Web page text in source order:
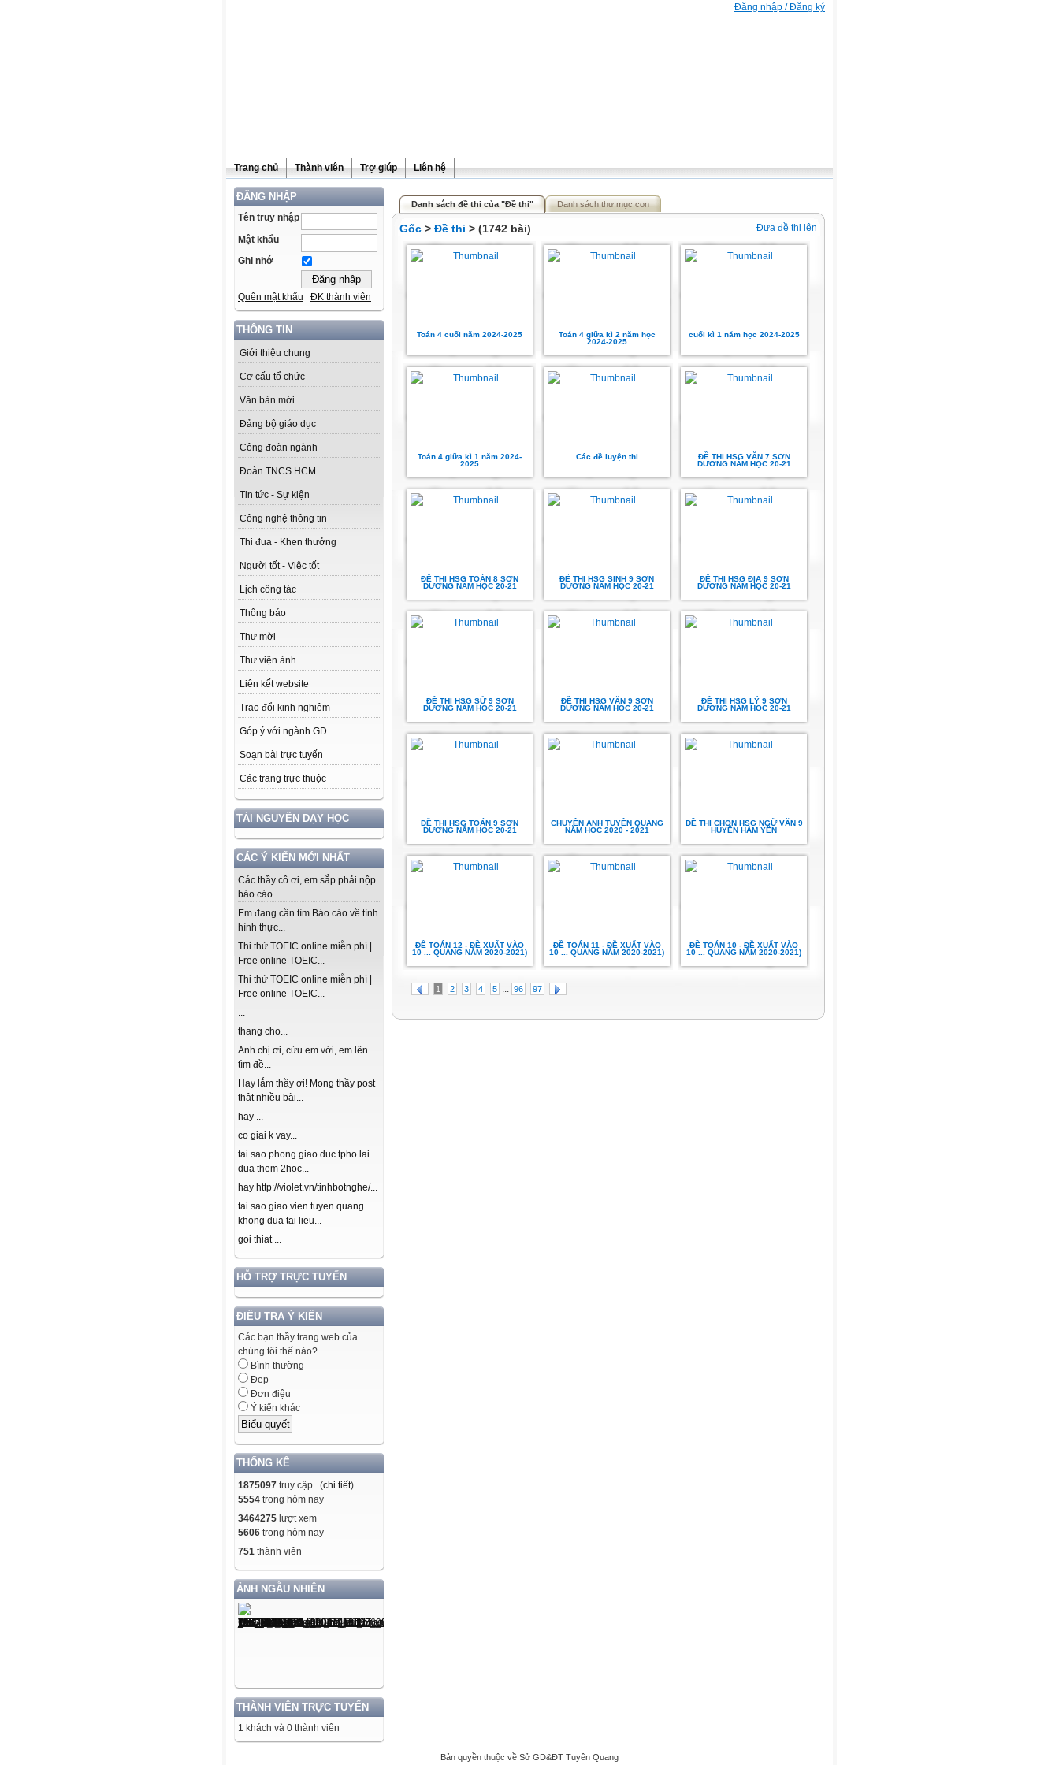
Đăng nhập / Đăng ký
Trang chủ Thành viên Trợ giúp Liên hệ
ĐĂNG NHẬP
Tên truy nhập
Mật khẩu
Ghi nhớ
Quên mật khẩu ĐK thành viên
THÔNG TIN
Giới thiệu chung
Cơ cấu tổ chức
Văn bản mới
Đảng bộ giáo dục
Công đoàn ngành
Đoàn TNCS HCM
Tin tức - Sự kiện
Công nghệ thông tin
Thi đua - Khen thưởng
Người tốt - Việc tốt
Lịch công tác
Thông báo
Thư mời
Thư viện ảnh
Liên kết website
Trao đổi kinh nghiệm
Góp ý với ngành GD
Soạn bài trực tuyến
Các trang trực thuộc
TÀI NGUYÊN DẠY HỌC
CÁC Ý KIẾN MỚI NHẤT
Các thầy cô ơi, em sắp phải nộp
báo cáo...
Em đang cần tìm Báo cáo về tình
hình thực...
Thi thử TOEIC online miễn phí |
Free online TOEIC...
Thi thử TOEIC online miễn phí |
Free online TOEIC...
...
thang cho...
Anh chị ơi, cứu em với, em lên
tìm đề...
Hay lắm thầy ơi! Mong thầy post
thật nhiều bài...
hay ...
co giai k vay...
tai sao phong giao duc tpho lai
dua them 2hoc...
hay http://violet.vn/tinhbotnghe/...
tai sao giao vien tuyen quang
khong dua tai lieu...
goi thiat ...
HỖ TRỢ TRỰC TUYẾN
ĐIỀU TRA Ý KIẾN
Các bạn thầy trang web của
chúng tôi thế nào?
Bình thường
Đẹp
Đơn điệu
Ý kiến khác
THỐNG KÊ
1875097 truy cập (chi tiết)
5554 trong hôm nay
3464275 lượt xem
5606 trong hôm nay
751 thành viên
ẢNH NGẪU NHIÊN
THÀNH VIÊN TRỰC TUYẾN
1 khách và 0 thành viên
Danh sách đề thi của "Đề thi" Danh sách thư mục con
Đưa đề thi lên
Gốc > Đề thi > (1742 bài)
Toán 4 cuối năm 2024-2025
Toán 4 giữa kì 2 năm học
2024-2025
cuối kì 1 năm học 2024-2025
Toán 4 giữa kì 1 năm 2024-
2025
Các đề luyện thi
ĐỀ THI HSG VĂN 7 SƠN
DƯƠNG NĂM HỌC 20-21
ĐỀ THI HSG TOÁN 8 SƠN
DƯƠNG NĂM HỌC 20-21
ĐỀ THI HSG SINH 9 SƠN
DƯƠNG NĂM HỌC 20-21
ĐỀ THI HSG ĐỊA 9 SƠN
DƯƠNG NĂM HỌC 20-21
ĐỀ THI HSG SỬ 9 SƠN
DƯƠNG NĂM HỌC 20-21
ĐỀ THI HSG VĂN 9 SƠN
DƯƠNG NĂM HỌC 20-21
ĐỀ THI HSG LÝ 9 SƠN
DƯƠNG NĂM HỌC 20-21
ĐỀ THI HSG TOÁN 9 SƠN
DƯƠNG NĂM HỌC 20-21
CHUYÊN ANH TUYÊN QUANG
NĂM HỌC 2020 - 2021
ĐỀ THI CHỌN HSG NGỮ VĂN 9
HUYỆN HÀM YÊN
ĐỀ TOÁN 12 - ĐỀ XUẤT VÀO
10 ... QUANG NĂM 2020-2021)
ĐỀ TOÁN 11 - ĐỀ XUẤT VÀO
10 ... QUANG NĂM 2020-2021)
ĐỀ TOÁN 10 - ĐỀ XUẤT VÀO
10 ... QUANG NĂM 2020-2021)
1 2 3 4 5 ... 96 97
Bản quyền thuộc về Sở GD&ĐT Tuyên Quang